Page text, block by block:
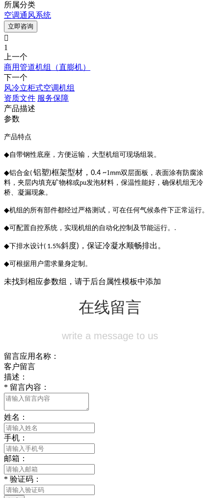
所属分类
空调通风系统
立即咨询

1
上一个
商用管道机组（直膨机）
下一个
风冷立柜式空调机组
资质文件 服务保障
产品描述
参数
产品特点
◆自带钢性底座，方便运输，大型机组可现场组装。
◆铝合金( 铝塑)框架型材， 0.4 ~1mm双层面板，表面涂有防腐涂
料，夹层内填充矿物棉或pu发泡材料，保温性能好，确保机组无冷
桥、凝漏现象。
◆机组的所有部件都经过严格测试，可在任何气候条件下正常运行。
◆可配置自控系统，实现机组的自动化控制及节能运行。 .
◆下排水设计( 1.5%斜度) ，保证冷凝水顺畅排出。
◆可根据用户需求量身定制。
未找到相应参数组，请于后台属性模板中添加
在线留言
write a message to us
留言应用名称：
客户留言
描述：
* 留言内容：
姓名：
手机：
邮箱：
* 验证码：